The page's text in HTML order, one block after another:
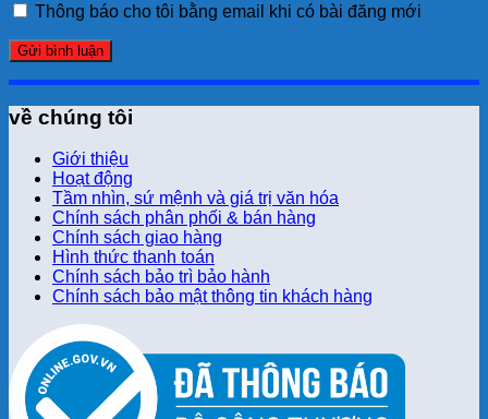
Thông báo cho tôi bằng email khi có bài đăng mới
về chúng tôi
Giới thiệu
Hoạt động
Tầm nhìn, sứ mệnh và giá trị văn hóa
Chính sách phân phối & bán hàng
Chính sách giao hàng
Hình thức thanh toán
Chính sách bảo trì bảo hành
Chính sách bảo mật thông tin khách hàng